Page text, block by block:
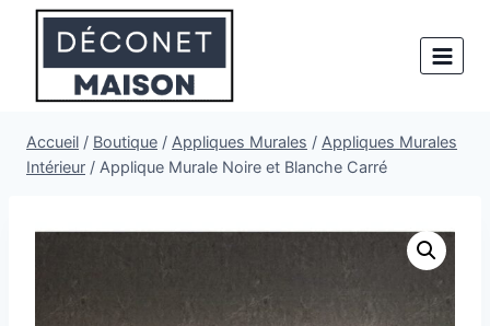
Aller
contenu
Accueil / Boutique / Appliques Murales / Appliques Murales
Intérieur / Applique Murale Noire et Blanche Carré